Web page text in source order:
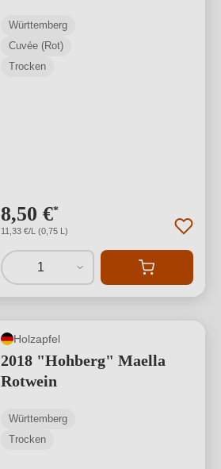
Württemberg
Cuvée (Rot)
Trocken
8,50 €*
11,33 €/L (0,75 L)
1
Holzapfel
2018 "Hohberg" Maella
Rotwein
Württemberg
Trocken